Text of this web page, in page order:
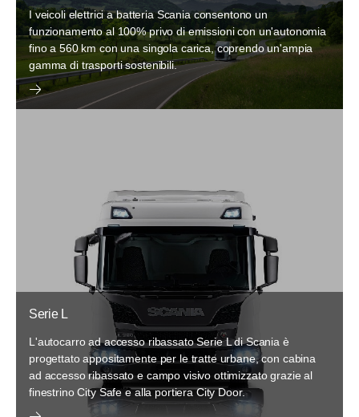
I veicoli elettrici a batteria Scania consentono un
funzionamento al 100% privo di emissioni con un'autonomia
fino a 560 km con una singola carica, coprendo un'ampia
gamma di trasporti sostenibili.
Serie L
L'autocarro ad accesso ribassato Serie L di Scania è
progettato appositamente per le tratte urbane, con cabina
ad accesso ribassato e campo visivo ottimizzato grazie al
finestrino City Safe e alla portiera City Door.